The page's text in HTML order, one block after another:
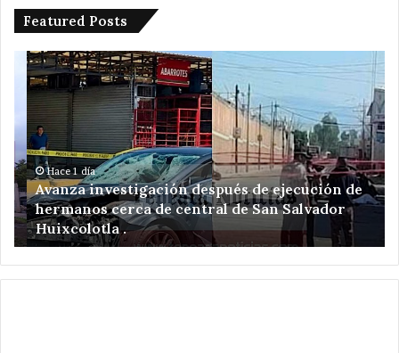
Featured Posts
Avanza
investigación
después
ejecución
hermanos
cerca
de
central
de
San
Salvador
Hace 1 día
Avanza investigación después de ejecución de
hermanos cerca de central de San Salvador
Huixcolotla .
a
de